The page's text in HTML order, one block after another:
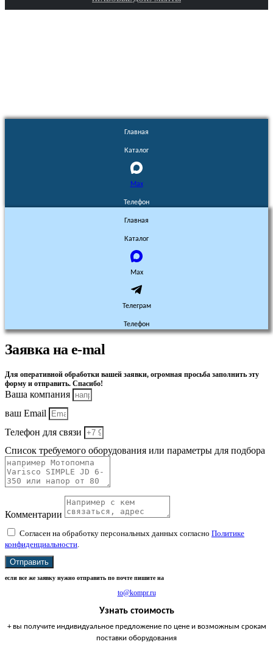
Главная
Каталог
Max
Телефон
Главная
Каталог
Max
Телеграм
Телефон
Заявка на e-mal
Для оперативной обработки вашей заявки, огромная просьба заполнить эту
форму и отправить. Спасибо!
Ваша компания
ваш Email
Телефон для связи
Список требуемого оборудования или параметры для подбора
Комментарии
Согласен на обработку персональных данных согласно Политике
конфиденциальности
Отправить
если все же заявку нужно отправить по почте пишите на
to@kompr.ru
Узнать стоимость
+ вы получите индивидуальное предложение по цене и возможным срокам
поставки оборудования